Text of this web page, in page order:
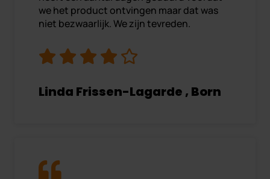
we het product ontvingen maar dat was
niet bezwaarlijk. We zijn tevreden.
Linda Frissen-Lagarde , Born